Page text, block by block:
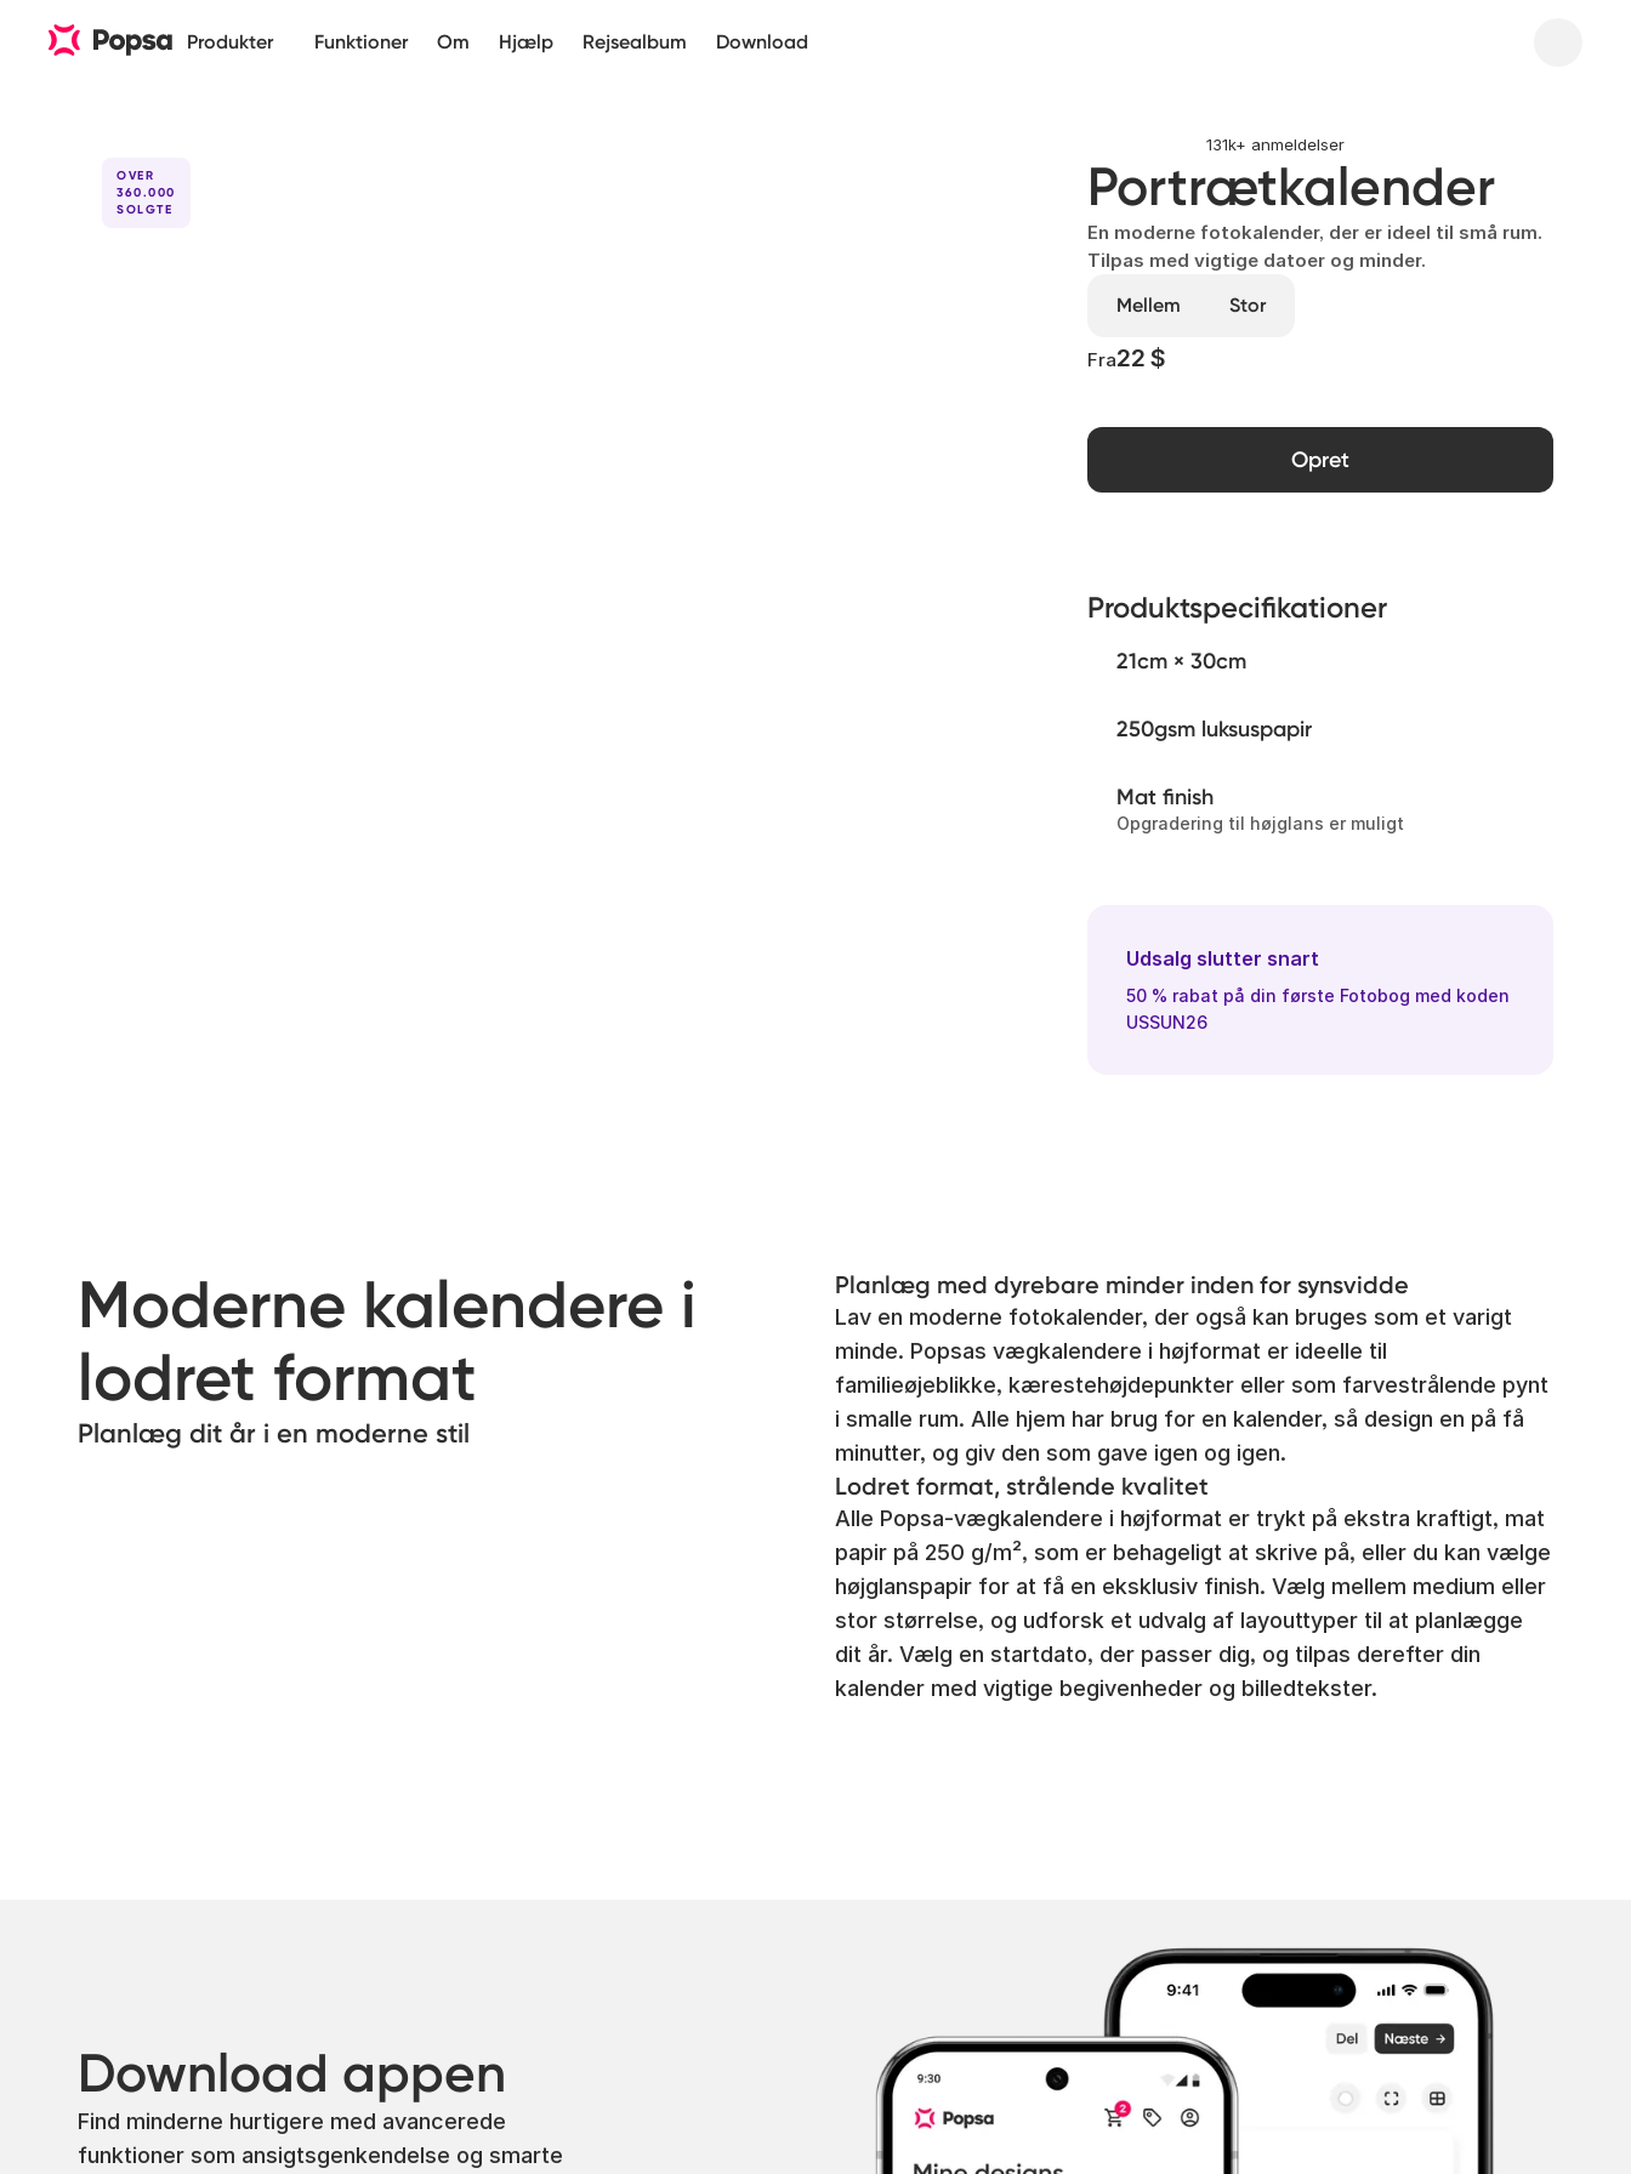
Produkter Funktioner Om Hjælp Rejsealbum Download
OVER
360.000
SOLGTE
131k+ anmeldelser
Portrætkalender
En moderne fotokalender, der er ideel til små rum.
Tilpas med vigtige datoer og minder.
Mellem
Stor
Fra22 $
Opret
Produktspecifikationer
21cm × 30cm
250gsm luksuspapir
Mat finish
Opgradering til højglans er muligt
Udsalg slutter snart
50 % rabat på din første Fotobog med koden
USSUN26
Moderne kalendere i
lodret format
Planlæg dit år i en moderne stil
Planlæg med dyrebare minder inden for synsvidde
Lav en moderne fotokalender, der også kan bruges som et varigt
minde. Popsas vægkalendere i højformat er ideelle til
familieøjeblikke, kærestehøjdepunkter eller som farvestrålende pynt
i smalle rum. Alle hjem har brug for en kalender, så design en på få
minutter, og giv den som gave igen og igen.
Lodret format, strålende kvalitet
Alle Popsa-vægkalendere i højformat er trykt på ekstra kraftigt, mat
papir på 250 g/m², som er behageligt at skrive på, eller du kan vælge
højglanspapir for at få en eksklusiv finish. Vælg mellem medium eller
stor størrelse, og udforsk et udvalg af layouttyper til at planlægge
dit år. Vælg en startdato, der passer dig, og tilpas derefter din
kalender med vigtige begivenheder og billedtekster.
Download appen
Find minderne hurtigere med avancerede
funktioner som ansigtsgenkendelse og smarte